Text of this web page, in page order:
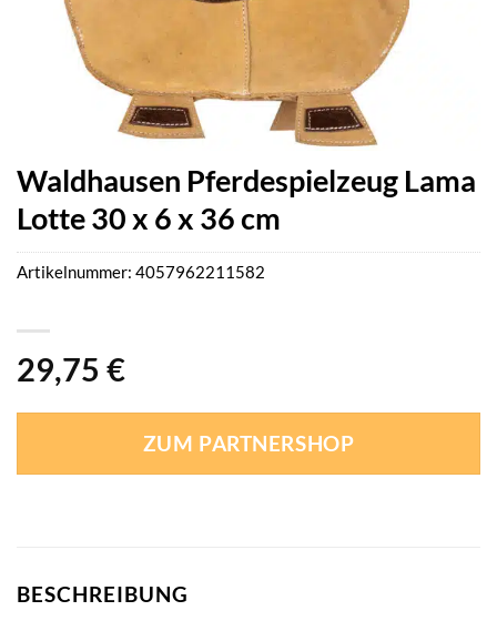
Waldhausen Pferdespielzeug Lama
Lotte 30 x 6 x 36 cm
29,75 €
ZUM PARTNERSHOP
Artikelnummer: 4057962211582
BESCHREIBUNG